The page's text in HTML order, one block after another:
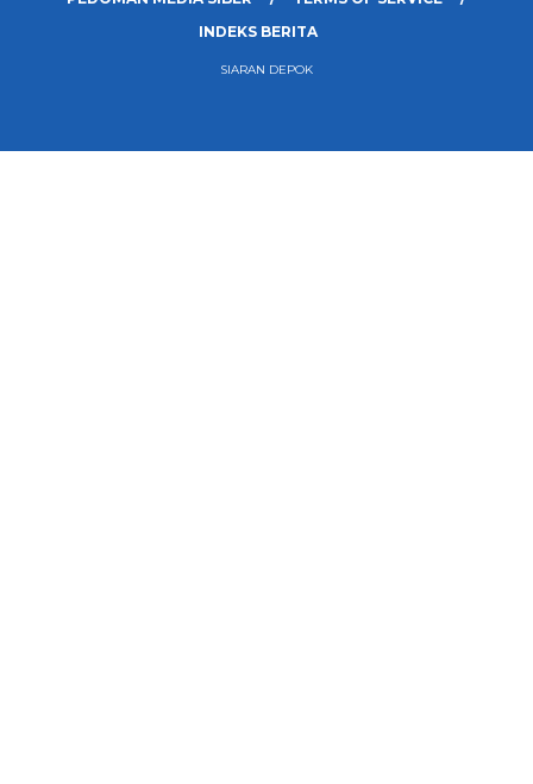
INDEKS BERITA
SIARAN DEPOK